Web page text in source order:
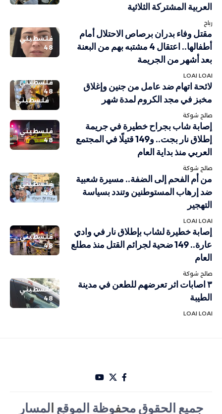
العربية المشتركة الثلاثية
رباح
فلسطيني
48
مقتل وفاء بدران برصاص الاحتلال أمام
أطفالها.. اعتقال 4 مشتبه بهم من البعنة
بعد أشهر من الجريمة
LOAI LOAI
فلسطيني
48
فلسطيني
لائحة اتهام ضد عامل من جنين وإغلاق
مخبز في مجد الكروم لمدة شهر
صالح شوكة
فلسطيني
48
إصابة شاب بجراح خطيرة في جريمة
إطلاق نار بجت.. و149 قتيلًا في المجتمع
العربي منذ بداية العام
صالح شوكة
فلسطيني
48
من أم الفحم إلى الضفة.. مسيرة شعبية
ضد إرهاب المستوطنين وتندد بسياسة
التهجير
LOAI LOAI
فلسطيني
48
إصابة خطيرة لشاب بإطلاق نار في وادي
عارة.. 149 ضحية لجرائم القتل منذ مطلع
العام
صالح شوكة
فلسطيني
48
٣ اصابات اثر تعرضهم للطعن في مدينة
الطيبة
LOAI LOAI
جميع الحقوق محفوظة الموقع المسار